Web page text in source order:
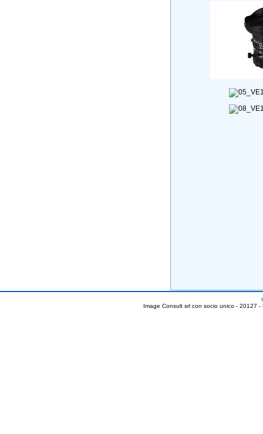
Image Consult srl con socio unico - 20127